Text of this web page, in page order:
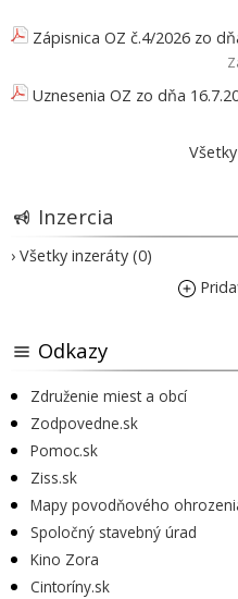
Zápisnica OZ č.4/2026 zo
Uznesenia OZ zo dňa
Inzercia
› Všetky inzeráty (0)
Odkazy
Združenie miest a obcí
Zodpovedne.sk
Pomoc.sk
Ziss.sk
Mapy povodňového
Spoločný stavebný úrad
Kino Zora
Cintoríny.sk